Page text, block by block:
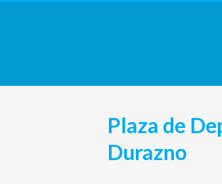
Plaza de
Durazno